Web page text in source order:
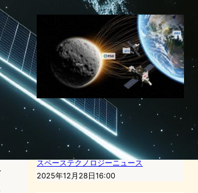
ESAとJAXA、小惑星アポフ
ィス観測ミッション「ラムセ
ス」承認。2029年の歴史的
接近で惑星防衛技術を実証
スペーステクノロジーニュース
2025年12月28日16:00